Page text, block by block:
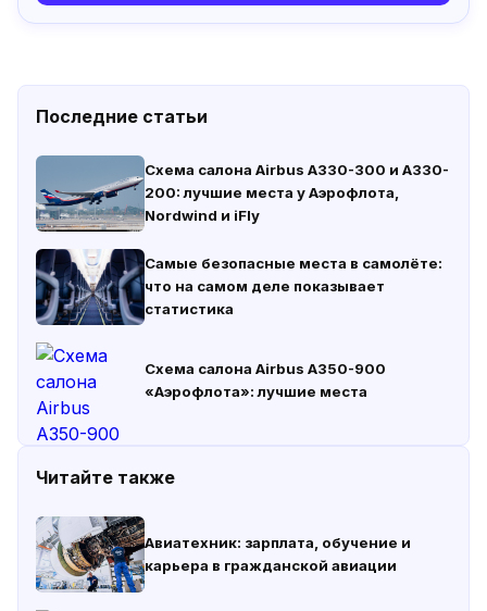
Последние статьи
Схема салона Airbus A330-300 и A330-
200: лучшие места у Аэрофлота,
Nordwind и iFly
Самые безопасные места в самолёте:
что на самом деле показывает
статистика
Схема салона Airbus A350-900
«Аэрофлота»: лучшие места
Читайте также
Авиатехник: зарплата, обучение и
карьера в гражданской авиации